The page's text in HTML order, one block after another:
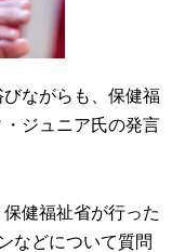
ながらも、保健福
ジュニア氏の発言
健福祉省が行った
などについて質問